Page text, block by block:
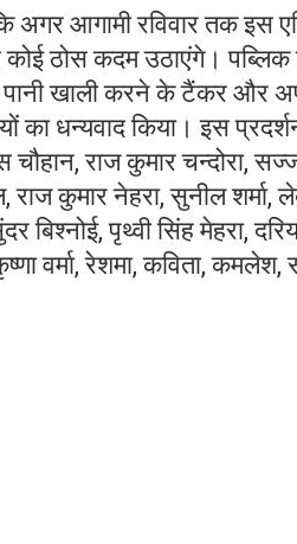
अगर आगामी रविवार तक इस
ठोस कदम उठाएंगे। पब्लिक
खाली करने के टैंकर और अपने
का धन्यवाद किया। इस
चौहान, राज कुमार चन्दोरा,
कुमार नेहरा, सुनील शर्मा,
बिश्नोई, पृथ्वी सिंह मेहरा,
वर्मा, रेशमा, कविता,